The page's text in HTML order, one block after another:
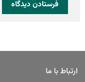
ارتباط با ما